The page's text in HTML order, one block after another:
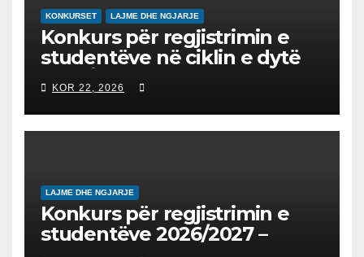
KONKURSET LAJME DHE NGJARJE
Konkurs për regjistrimin e
studentëve në ciklin e dytë
запишување на студенти
на втор циклус студии за
2026/2027
KOR 22, 2026
LAJME DHE NGJARJE
Konkurs për regjistrimin e
studentëve 2026/2027 –